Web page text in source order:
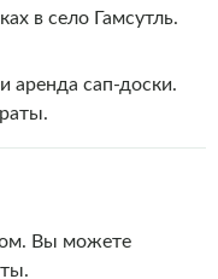
в село Гамсутль.
аренда сап-доски.
Вы можете